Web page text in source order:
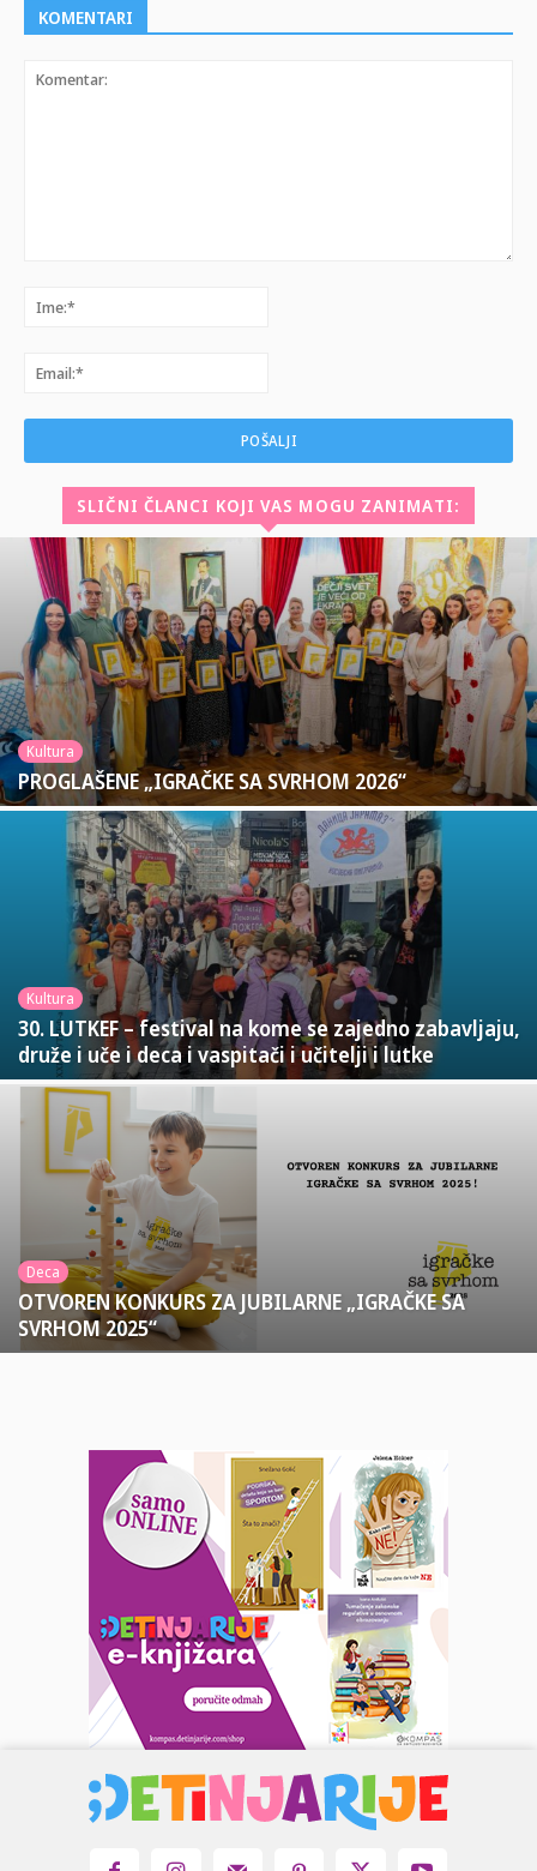
KOMENTARI
SLIČNI ČLANCI KOJI VAS MOGU ZANIMATI:
Kultura
PROGLAŠENE „IGRAČKE SA SVRHOM 2026“
Kultura
30. LUTKEF – festival na kome se zajedno zabavljaju,
druže i uče i deca i vaspitači i učitelji i lutke
Deca
OTVOREN KONKURS ZA JUBILARNE „IGRAČKE SA
SVRHOM 2025“